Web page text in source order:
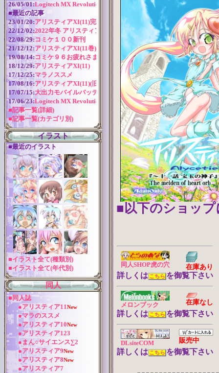
26/05/01:Logitech MX Revolution バッテリー交換
■最近の記事
23/01/20:アリスティアXI(11)完全版
22/12/02:2022年冬 アリスティアシリーズ今後の予定
22/08/29:コミケ１００新刊
21/12/12:アリスティアXI(11巻) 作成近況
19/08/14:コミケ９６お疲れさまでした！
18/12/29:アリスティアXI(11)
17/12/25:マラノススメ
17/08/16:アリスティアXI(11)(旧版)
17/07/15:大出力モバイルバッテリー
17/06/23:Logitech MX Revolution バッテリー交換
■記事一覧(詳細)
■記事一覧(カテゴリ別)
イラスト
■最近のイラスト
■イラスト全て(種類別)
■イラスト全て(年代別)
同人
■同人誌
●アリスティア11New
●マラのススメ
●アリスティア10New
●アリスティア123
●まん○サイエンス∑2
●アリスティア9New
●アリスティア8New
●アリスティア7
■以下のショッ
同人SHOP虎の穴 在庫あり
詳しくは こちら を御覧下さい
メロンブック 在庫なし
詳しくは こちら を御覧下さい
DLsiteCOM 販売中
詳しくは こちら を御覧下さい